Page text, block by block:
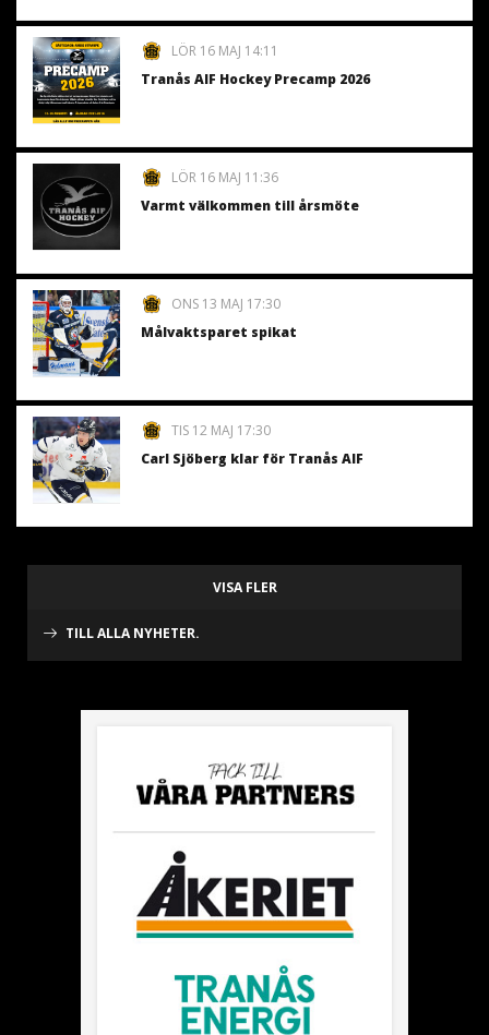
LÖR 16 MAJ 14:11
Tranås AIF Hockey Precamp 2026
LÖR 16 MAJ 11:36
Varmt välkommen till årsmöte
ONS 13 MAJ 17:30
Målvaktsparet spikat
TIS 12 MAJ 17:30
Carl Sjöberg klar för Tranås AIF
VISA FLER
TILL ALLA NYHETER.